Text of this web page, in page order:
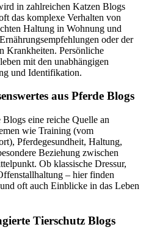
in zahlreichen Katzen Blogs
das komplexe Verhalten von
Haltung in Wohnung und
oder der
Krankheiten. Persönliche
mit den unabhängigen
und Identifikation.
aus Pferde Blogs
eine reiche Quelle an
wie Training (vom
Pferdegesundheit, Haltung,
Beziehung zwischen
Ob klassische Dressur,
– hier finden
oft auch Einblicke in das Leben
Tierschutz Blogs